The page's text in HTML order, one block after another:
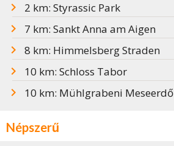
2 km: Styrassic Park
7 km: Sankt Anna am Aigen
8 km: Himmelsberg Straden
10 km: Schloss Tabor
10 km: Mühlgrabeni Meseerdő
Népszerű